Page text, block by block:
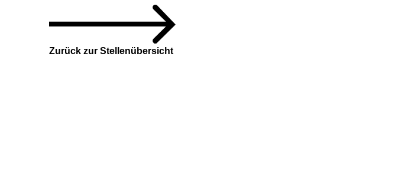
Zurück zur Stellenübersicht